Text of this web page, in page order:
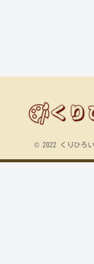
© 2022 くりひろ